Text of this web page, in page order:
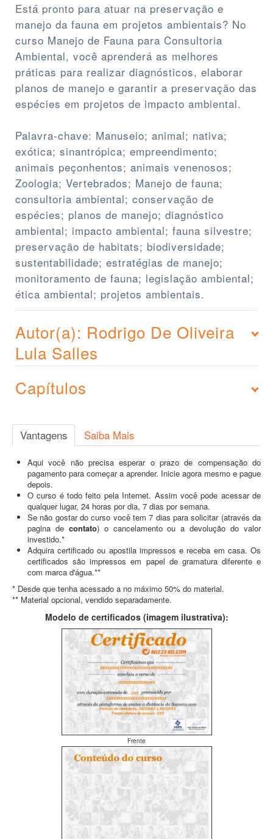
Está pronto para atuar na preservação e
manejo da fauna em projetos ambientais? No
curso Manejo de Fauna para Consultoria
Ambiental, você aprenderá as melhores
práticas para realizar diagnósticos, elaborar
planos de manejo e garantir a preservação das
espécies em projetos de impacto ambiental.
Palavra-chave: Manuseio; animal; nativa;
exótica; sinantrópica; empreendimento;
animais peçonhentos; animais venenosos;
Zoologia; Vertebrados; Manejo de fauna;
consultoria ambiental; conservação de
espécies; planos de manejo; diagnóstico
ambiental; impacto ambiental; fauna silvestre;
preservação de habitats; biodiversidade;
sustentabilidade; estratégias de manejo;
monitoramento de fauna; legislação ambiental;
ética ambiental; projetos ambientais.
Autor(a): Rodrigo De Oliveira
Lula Salles
Capítulos
Vantagens Saiba Mais
Aqui você não precisa esperar o prazo de compensação do
pagamento para começar a aprender. Inicie agora mesmo e pague
depois.
O curso é todo feito pela Internet. Assim você pode acessar de
qualquer lugar, 24 horas por dia, 7 dias por semana.
Se não gostar do curso você tem 7 dias para solicitar (através da
pagina de contato) o cancelamento ou a devolução do valor
investido.*
Adquira certificado ou apostila impressos e receba em casa. Os
certificados são impressos em papel de gramatura diferente e
com marca d'água.**
* Desde que tenha acessado a no máximo 50% do material.
** Material opcional, vendido separadamente.
Modelo de certificados (imagem ilustrativa):
Frente